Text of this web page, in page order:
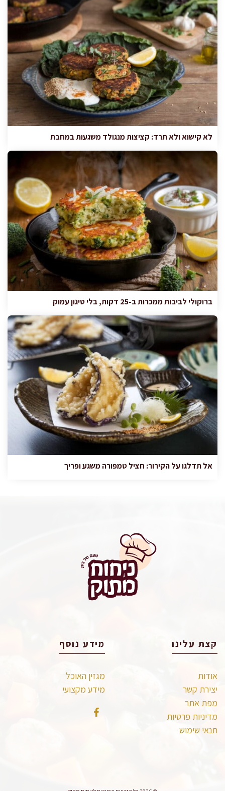
לא קישוא ולא תרד: קציצות מנגולד משגעות במחבת
ברוקולי לביבות ממכרות ב-25 דקות, בלי טיגון עמוק
אל תדלגו על הקירור: חציל טמפורה משגע ופריך
קצת עלינו
אודות
יצירת קשר
מפת אתר
מדיניות פרטיות
תנאי שימוש
מידע נוסף
מגזין האוכל
מידע מקצועי